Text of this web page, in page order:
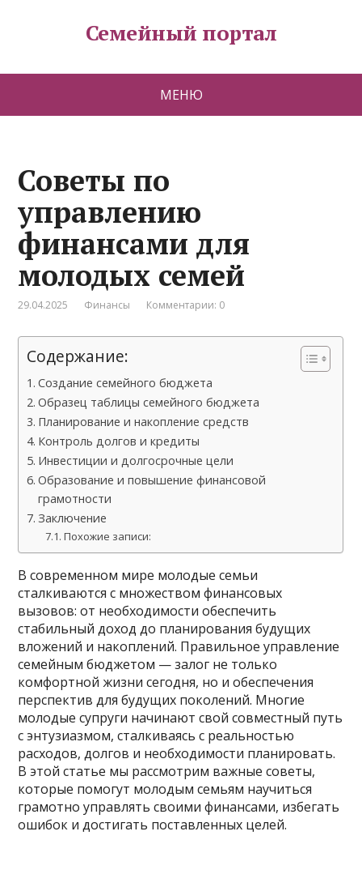
Семейный портал
МЕНЮ
Советы по
управлению
финансами для
молодых семей
29.04.2025 Финансы Комментарии: 0
Содержание:
Создание семейного бюджета
Образец таблицы семейного бюджета
Планирование и накопление средств
Контроль долгов и кредиты
Инвестиции и долгосрочные цели
Образование и повышение финансовой
грамотности
Заключение
Похожие записи:
В современном мире молодые семьи
сталкиваются с множеством финансовых
вызовов: от необходимости обеспечить
стабильный доход до планирования будущих
вложений и накоплений. Правильное управление
семейным бюджетом — залог не только
комфортной жизни сегодня, но и обеспечения
перспектив для будущих поколений. Многие
молодые супруги начинают свой совместный путь
с энтузиазмом, сталкиваясь с реальностью
расходов, долгов и необходимости планировать.
В этой статье мы рассмотрим важные советы,
которые помогут молодым семьям научиться
грамотно управлять своими финансами, избегать
ошибок и достигать поставленных целей.